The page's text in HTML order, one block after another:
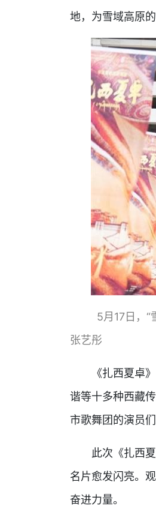
地，为雪域高原
5月17日，
张艺彤
《扎西夏卓》
谐等十多种西藏
市歌舞团的演员
此次《扎西夏
名片愈发闪亮。
奋进力量。